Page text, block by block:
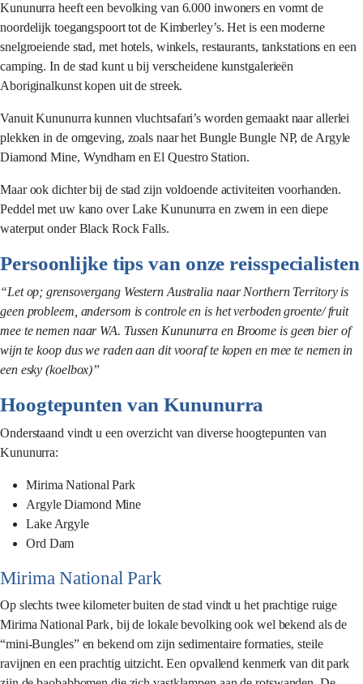
Kununurra heeft een bevolking van 6.000 inwoners en vormt de
noordelijk toegangspoort tot de Kimberley’s. Het is een moderne
snelgroeiende stad, met hotels, winkels, restaurants, tankstations en een
camping. In de stad kunt u bij verscheidene kunstgalerieën
Aboriginalkunst kopen uit de streek.
Vanuit Kununurra kunnen vluchtsafari’s worden gemaakt naar allerlei
plekken in de omgeving, zoals naar het Bungle Bungle NP, de Argyle
Diamond Mine, Wyndham en El Questro Station.
Maar ook dichter bij de stad zijn voldoende activiteiten voorhanden.
Peddel met uw kano over Lake Kununurra en zwem in een diepe
waterput onder Black Rock Falls.
Persoonlijke tips van onze reisspecialisten
“Let op; grensovergang Western Australia naar Northern Territory is
geen probleem, andersom is controle en is het verboden groente/ fruit
mee te nemen naar WA. Tussen Kununurra en Broome is geen bier of
wijn te koop dus we raden aan dit vooraf te kopen en mee te nemen in
een esky (koelbox)”
Hoogtepunten van Kununurra
Onderstaand vindt u een overzicht van diverse hoogtepunten van
Kununurra:
Mirima National Park
Argyle Diamond Mine
Lake Argyle
Ord Dam
Mirima National Park
Op slechts twee kilometer buiten de stad vindt u het prachtige ruige
Mirima National Park‚ bij de lokale bevolking ook wel bekend als de
“mini-Bungles” en bekend om zijn sedimentaire formaties‚ steile
ravijnen en een prachtig uitzicht. Een opvallend kenmerk van dit park